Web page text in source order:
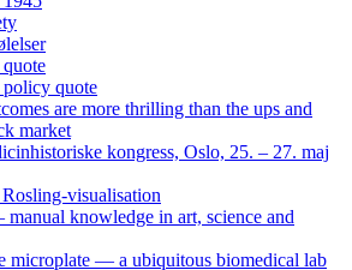
policy quote
are more thrilling than the ups and
market
kongress, Oslo, 25. – 27. maj
visualisation
knowledge in art, science and
microplate — a ubiquitous biomedical lab